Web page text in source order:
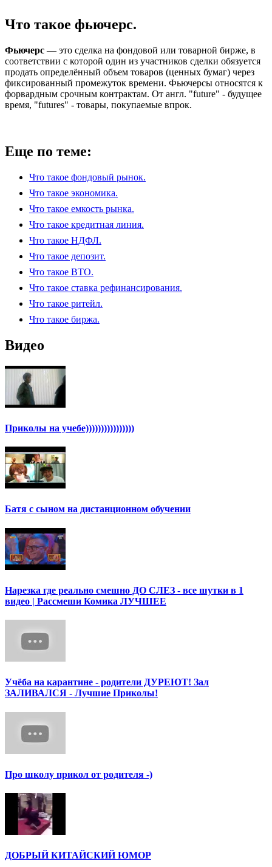
Что такое фьючерс.
Фьючерс — это сделка на фондовой или товарной бирже, в
соответствии с которой один из участников сделки обязуется
продать определённый объем товаров (ценных бумаг) через
фиксированный промежуток времени. Фьючерсы относятся к
форвардным срочным контрактам. От англ. "future" - будущее
время, "futures" - товары, покупаемые впрок.
Еще по теме:
Что такое фондовый рынок.
Что такое экономика.
Что такое емкость рынка.
Что такое кредитная линия.
Что такое НДФЛ.
Что такое депозит.
Что такое ВТО.
Что такое ставка рефинансирования.
Что такое ритейл.
Что такое биржа.
Видео
Приколы на учебе))))))))))))))))
Батя с сыном на дистанционном обучении
Нарезка где реально смешно ДО СЛЕЗ - все шутки в 1
видео | Рассмеши Комика ЛУЧШЕЕ
Учёба на карантине - родители ДУРЕЮТ! Зал
ЗАЛИВАЛСЯ - Лучшие Приколы!
Про школу прикол от родителя -)
ДОБРЫЙ КИТАЙСКИЙ ЮМОР